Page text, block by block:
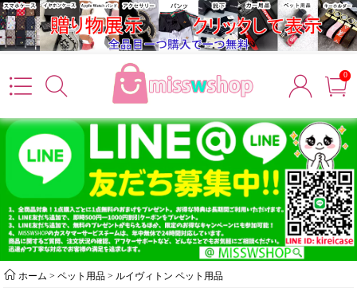
0
ホーム >ペット用品 > ルイヴィトン ペット用品